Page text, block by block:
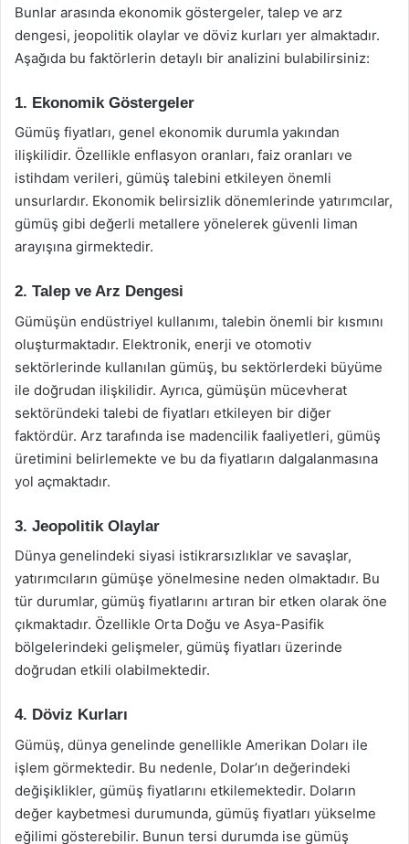
Bunlar arasında ekonomik göstergeler, talep ve arz
dengesi, jeopolitik olaylar ve döviz kurları yer almaktadır.
Aşağıda bu faktörlerin detaylı bir analizini bulabilirsiniz:
1. Ekonomik Göstergeler
Gümüş fiyatları, genel ekonomik durumla yakından
ilişkilidir. Özellikle enflasyon oranları, faiz oranları ve
istihdam verileri, gümüş talebini etkileyen önemli
unsurlardır. Ekonomik belirsizlik dönemlerinde yatırımcılar,
gümüş gibi değerli metallere yönelerek güvenli liman
arayışına girmektedir.
2. Talep ve Arz Dengesi
Gümüşün endüstriyel kullanımı, talebin önemli bir kısmını
oluşturmaktadır. Elektronik, enerji ve otomotiv
sektörlerinde kullanılan gümüş, bu sektörlerdeki büyüme
ile doğrudan ilişkilidir. Ayrıca, gümüşün mücevherat
sektöründeki talebi de fiyatları etkileyen bir diğer
faktördür. Arz tarafında ise madencilik faaliyetleri, gümüş
üretimini belirlemekte ve bu da fiyatların dalgalanmasına
yol açmaktadır.
3. Jeopolitik Olaylar
Dünya genelindeki siyasi istikrarsızlıklar ve savaşlar,
yatırımcıların gümüşe yönelmesine neden olmaktadır. Bu
tür durumlar, gümüş fiyatlarını artıran bir etken olarak öne
çıkmaktadır. Özellikle Orta Doğu ve Asya-Pasifik
bölgelerindeki gelişmeler, gümüş fiyatları üzerinde
doğrudan etkili olabilmektedir.
4. Döviz Kurları
Gümüş, dünya genelinde genellikle Amerikan Doları ile
işlem görmektedir. Bu nedenle, Dolar’ın değerindeki
değişiklikler, gümüş fiyatlarını etkilemektedir. Doların
değer kaybetmesi durumunda, gümüş fiyatları yükselme
eğilimi gösterebilir. Bunun tersi durumda ise gümüş